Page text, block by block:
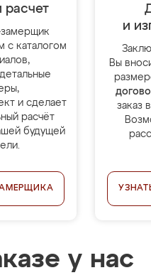
расчет
с каталогом
и сделает
расчёт
будущей
и
Вы
заказ
у нас